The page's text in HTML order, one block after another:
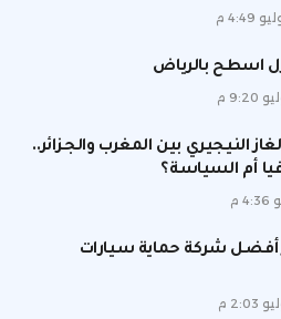
اسطح بالرياض
النيجيري بين المغرب والجزائر..
أم السياسة؟
أفضل شركة حماية سيارات